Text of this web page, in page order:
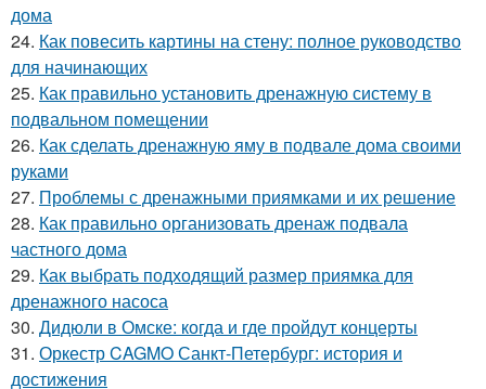
дома
24. Как повесить картины на стену: полное руководство
для начинающих
25. Как правильно установить дренажную систему в
подвальном помещении
26. Как сделать дренажную яму в подвале дома своими
руками
27. Проблемы с дренажными приямками и их решение
28. Как правильно организовать дренаж подвала
частного дома
29. Как выбрать подходящий размер приямка для
дренажного насоса
30. Дидюли в Омске: когда и где пройдут концерты
31. Оркестр CAGMO Санкт-Петербург: история и
достижения